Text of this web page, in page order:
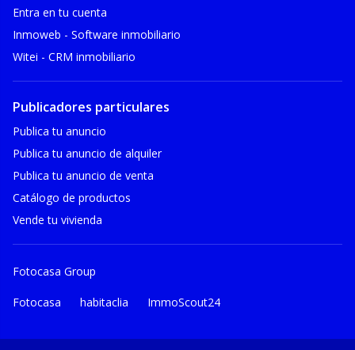
Entra en tu cuenta
Inmoweb - Software inmobiliario
Witei - CRM inmobiliario
Publicadores particulares
Publica tu anuncio
Publica tu anuncio de alquiler
Publica tu anuncio de venta
Catálogo de productos
Vende tu vivienda
Fotocasa Group
Fotocasa habitaclia ImmoScout24